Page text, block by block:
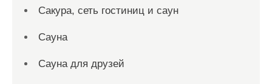
Сакура, сеть гостиниц и саун
Сауна
Сауна для друзей